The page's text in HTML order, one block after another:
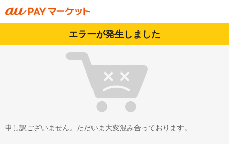
エラーが発生しました
申し訳ございません。ただいま大変混み合っております。